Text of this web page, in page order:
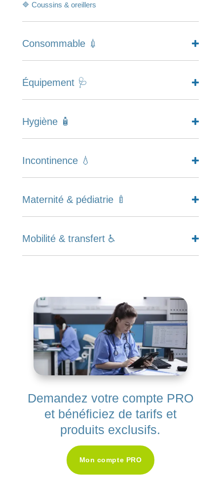
🔷 Coussins & oreillers
Consommable 💉
Équipement 🩺
Hygiène 🧴
Incontinence 💧
Maternité & pédiatrie 🍼
Mobilité & transfert ♿
Demandez votre compte PRO
et bénéficiez de tarifs et
produits exclusifs.
Mon compte PRO